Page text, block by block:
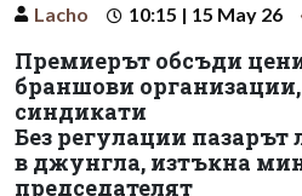
Lacho 10:15 | 15 May 26
Премиерът обсъди
браншови
синдикати
Без регулации пазарът
в джунгла, изтъкна
председателят